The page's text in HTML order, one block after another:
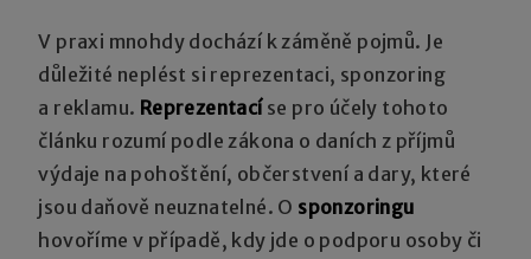
V praxi mnohdy dochází k záměně pojmů. Je
důležité neplést si reprezentaci, sponzoring
a reklamu. Reprezentacíse pro účely tohoto
článku rozumí podle zákona o daních z příjmů
výdaje na pohoštění, občerstvení a dary, které
jsou daňově neuznatelné. O sponzoringu
hovoříme v případě, kdy jde o podporu osoby či